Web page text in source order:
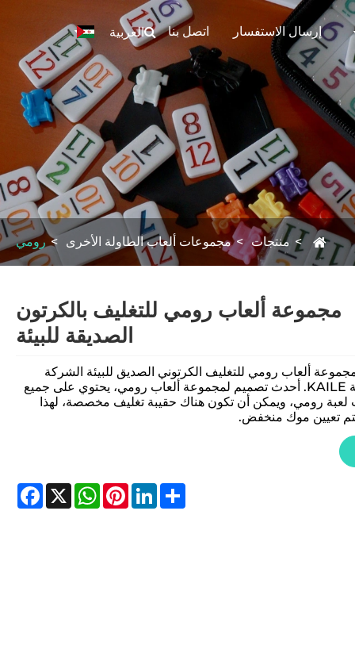
إرسال الاستفسار اتصل بنا العربية
منتجات مجموعات ألعاب الطاولة الأخرى رومي
مجموعة ألعاب رومي للتغليف بالكرتون
الصديقة للبيئة
ألعاب رومي للتغليف الكرتوني الصديق للبيئة الشركة
المصنعة KAILE. أحدث تصميم لمجموعة ألعاب رومي، يحتوي على جميع
لعبة رومي، ويمكن أن تكون هناك حقيبة تغليف مخصصة، لهذا
يتم تعيين موك منخفض.
X
WhatsAppPinterestLinkedInShare